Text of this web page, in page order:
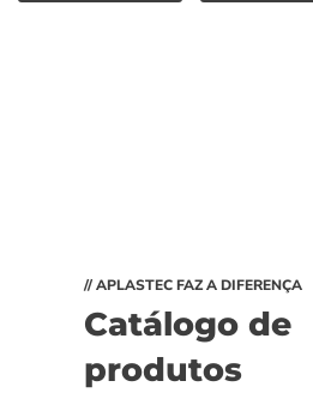
// APLASTEC FAZ A DIFERENÇA
Catálogo de
produtos